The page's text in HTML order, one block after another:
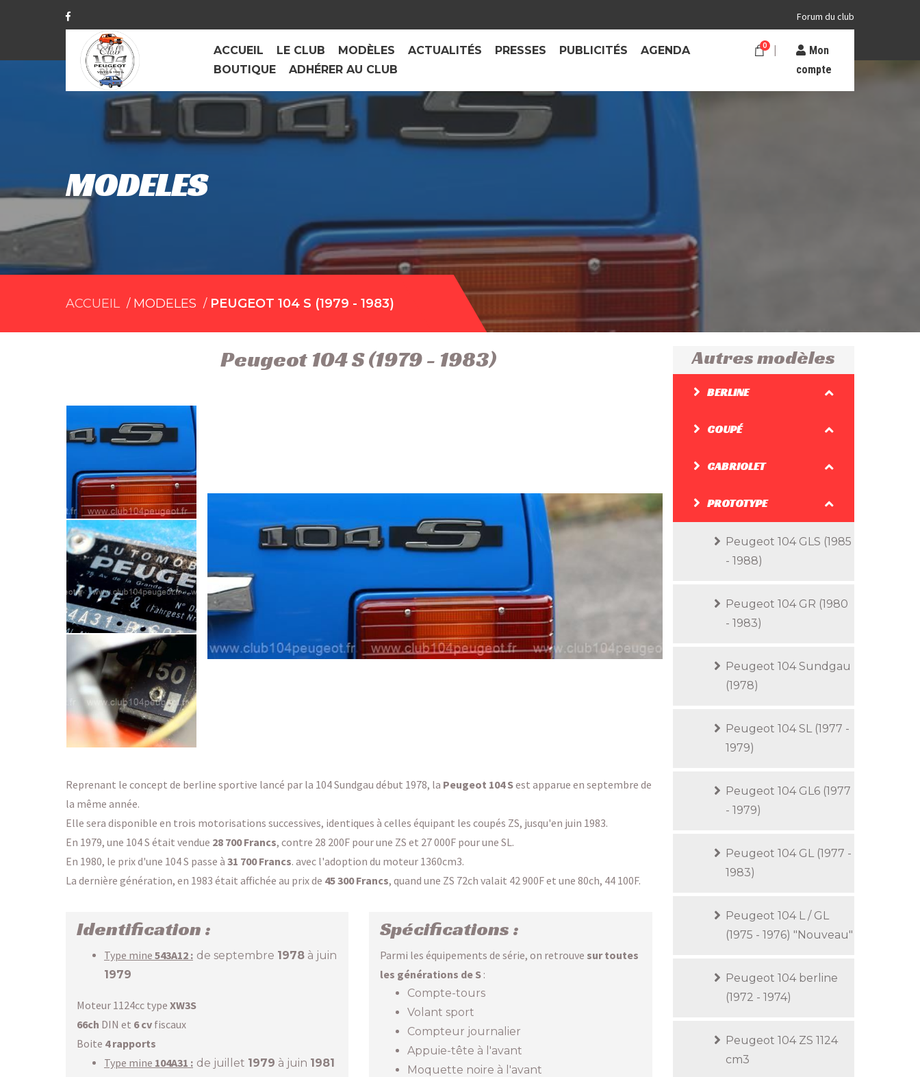
Forum du club
ACCUEIL LE CLUB MODÈLES ACTUALITÉS PRESSES PUBLICITÉS
AGENDA
BOUTIQUE
ADHÉRER AU CLUB
0
Mon
compte
MODELES
ACCUEIL MODELES PEUGEOT 104 S (1979 - 1983)
Peugeot 104 S (1979 - 1983)
Reprenant le concept de berline sportive lancé par la 104 Sundgau début 1978, la Peugeot 104 Sest apparue en septembre de
la même année.
Elle sera disponible en trois motorisations successives, identiques à celles équipant les coupés ZS, jusqu'en juin 1983.
En 1979, une 104 S était vendue 28 700 Francs, contre 28 200F pour une ZS et 27 000F pour une SL.
En 1980, le prix d'une 104 S passe à 31 700 Francs. avec l'adoption du moteur 1360cm3.
La dernière génération, en 1983 était affichée au prix de 45 300 Francs, quand une ZS 72ch valait 42 900F et une 80ch, 44 100F.
Identification :
Type mine 543A12 : de septembre 1978 à juin
1979
Moteur 1124cc type XW3S
66ch DIN et 6 cv fiscaux
Boite 4 rapports
Type mine 104A31 : de juillet 1979 à juin 1981
Spécifications :
Parmi les équipements de série, on retrouve sur toutes
les générations de S :
Compte-tours
Volant sport
Compteur journalier
Appuie-tête à l'avant
Moquette noire à l'avant
Autres modèles
BERLINE
COUPÉ
CABRIOLET
PROTOTYPE
Peugeot 104 GLS (1985
- 1988)
Peugeot 104 GR (1980
- 1983)
Peugeot 104 Sundgau
(1978)
Peugeot 104 SL (1977 -
1979)
Peugeot 104 GL6 (1977
- 1979)
Peugeot 104 GL (1977 -
1983)
Peugeot 104 L / GL
(1975 - 1976) "Nouveau"
Peugeot 104 berline
(1972 - 1974)
Peugeot 104 ZS 1124
cm3